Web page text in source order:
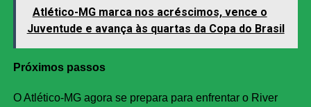
Atlético-MG marca nos acréscimos, vence o
Juventude e avança às quartas da Copa do Brasil
Próximos passos
O Atlético-MG agora se prepara para enfrentar o River